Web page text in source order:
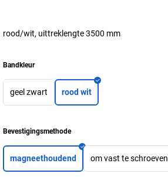
rood/wit, uittreklengte 3500 mm
Bandkleur
geel zwart rood wit
Bevestigingsmethode
magneethoudend om vast te schroeven